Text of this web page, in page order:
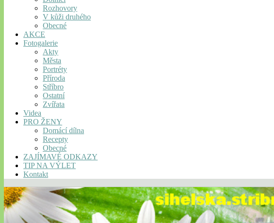
Rozhovory
V kůži druhého
Obecné
AKCE
Fotogalerie
Akty
Města
Portréty
Příroda
Stříbro
Ostatní
Zvířata
Videa
PRO ŽENY
Domácí dílna
Recepty
Obecné
ZAJÍMAVÉ ODKAZY
TIP NA VÝLET
Kontakt